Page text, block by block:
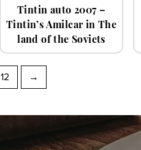
Tintin auto 2007 –
Tintin’s Amilcar in The
land of the Soviets
12 →